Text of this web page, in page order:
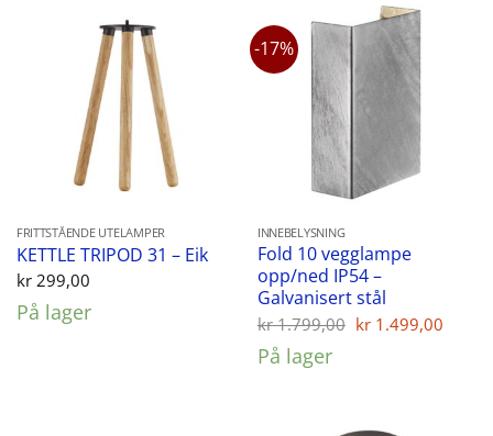
FRITTSTÅENDE UTELAMPER
KETTLE TRIPOD 31 – Eik
kr299,00
På lager
-17%
INNEBELYSNING
Fold 10 vegglampe
opp/ned IP54 –
Galvanisert stål
kr1.799,00 Opprinnelig
kr 1.499,00
På lager